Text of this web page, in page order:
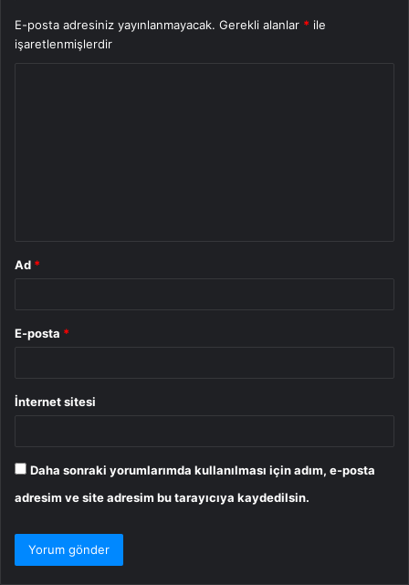
E-posta adresiniz yayınlanmayacak. Gerekli alanlar * ile
işaretlenmişlerdir
Ad *
E-posta *
İnternet sitesi
Daha sonraki yorumlarımda kullanılması için adım, e-posta
adresim ve site adresim bu tarayıcıya kaydedilsin.